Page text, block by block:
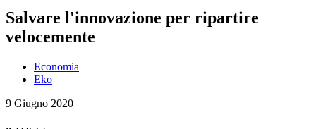
Salvare l'innovazione per ripartire
velocemente
Economia
Eko
9 Giugno 2020